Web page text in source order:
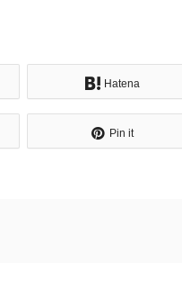
Hatena
Pin it